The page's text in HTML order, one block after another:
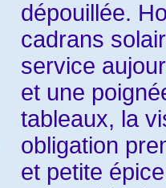
dépouillée.
cadrans
service
et une
tableaux, la
obligation
et petite